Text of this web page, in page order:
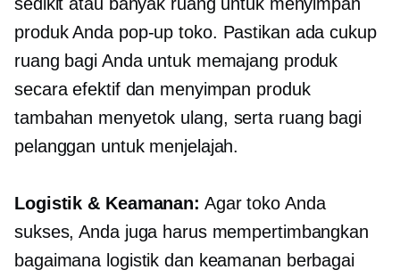
produk Anda pop-up toko. Pastikan ada cukup
ruang bagi Anda untuk memajang produk
secara efektif dan menyimpan produk
tambahan menyetok ulang, serta ruang bagi
pelanggan untuk menjelajah.
Logistik & Keamanan: Agar toko Anda
sukses, Anda juga harus mempertimbangkan
bagaimana logistik dan keamanan berbagai